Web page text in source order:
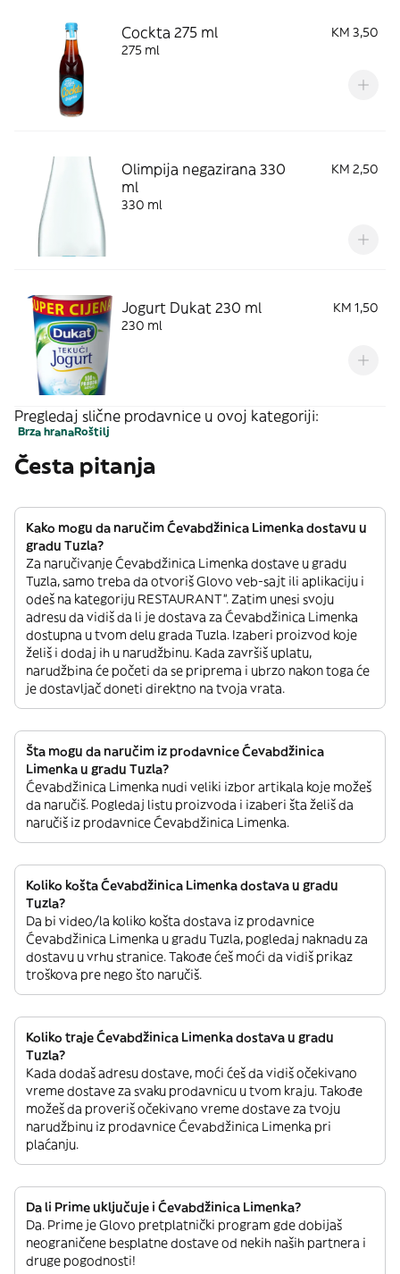
Cockta 275 ml
KM 3,50
275 ml
Olimpija negazirana 330
ml
KM 2,50
330 ml
Jogurt Dukat 230 ml
KM 1,50
230 ml
Pregledaj slične prodavnice u ovoj kategoriji:
Brza hranaRoštilj
Česta pitanja
Kako mogu da naručim Ćevabdžinica Limenka dostavu u
gradu Tuzla?
Za naručivanje Ćevabdžinica Limenka dostave u gradu
Tuzla, samo treba da otvoriš Glovo veb-sajt ili aplikaciju i
odeš na kategoriju RESTAURANT”. Zatim unesi svoju
adresu da vidiš da li je dostava za Ćevabdžinica Limenka
dostupna u tvom delu grada Tuzla. Izaberi proizvod koje
želiš i dodaj ih u narudžbinu. Kada završiš uplatu,
narudžbina će početi da se priprema i ubrzo nakon toga će
je dostavljač doneti direktno na tvoja vrata.
Šta mogu da naručim iz prodavnice Ćevabdžinica
Limenka u gradu Tuzla?
Ćevabdžinica Limenka nudi veliki izbor artikala koje možeš
da naručiš. Pogledaj listu proizvoda i izaberi šta želiš da
naručiš iz prodavnice Ćevabdžinica Limenka.
Koliko košta Ćevabdžinica Limenka dostava u gradu
Tuzla?
Da bi video/la koliko košta dostava iz prodavnice
Ćevabdžinica Limenka u gradu Tuzla, pogledaj naknadu za
dostavu u vrhu stranice. Takođe ćeš moći da vidiš prikaz
troškova pre nego što naručiš.
Koliko traje Ćevabdžinica Limenka dostava u gradu
Tuzla?
Kada dodaš adresu dostave, moći ćeš da vidiš očekivano
vreme dostave za svaku prodavnicu u tvom kraju. Takođe
možeš da proveriš očekivano vreme dostave za tvoju
narudžbinu iz prodavnice Ćevabdžinica Limenka pri
plaćanju.
Da li Prime uključuje i Ćevabdžinica Limenka?
Da. Prime je Glovo pretplatnički program gde dobijaš
neograničene besplatne dostave od nekih naših partnera i
druge pogodnosti!